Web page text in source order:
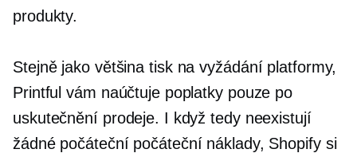
produkty.
Stejně jako většina tisk na vyžádáníplatformy,
Printful vám naúčtuje poplatky pouze po
uskutečnění prodeje. I když tedy neexistují
žádné počáteční počáteční náklady, Shopify si